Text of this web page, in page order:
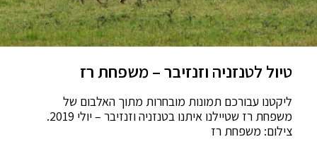
טיול לטנזניה וזנזיבר – משפחת רז
ליקטנו עבורכם תמונות מובחרות מתוך האלבום של
משפחת רז שטיילנו איתנו בטנזניה וזנזיבר – יולי 2019.
צילום: משפחת רז